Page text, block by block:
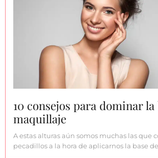
10 consejos para dominar la
maquillaje
A estas alturas aún somos muchas las que
pecadillos a la hora de aplicarnos la base